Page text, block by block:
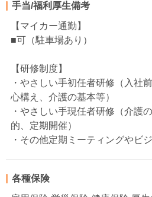
手当/福利厚生備考
【マイカー通勤】
■可（駐車場あり）
【研修制度】
・やさしい手初任者研修（入社
心構え、介護の基本等）
・やさしい手現任者研修（介護
的、定期開催）
・その他定期ミーティングやビ
各種保険